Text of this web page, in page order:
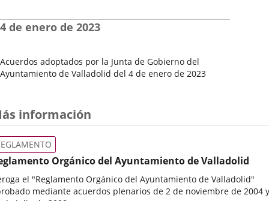
de
la
Acuerdos adoptados por la Junta de Gobierno del
Ayuntamiento de Valladolid del 4 de enero de 2023
la
Sesión
4 de enero de 2023
información
Orgánico del Ayuntamiento de Valladolid
el "Reglamento Orgánico del Ayuntamiento de Valladolid"
mediante acuerdos plenarios de 2 de noviembre de 2004 y